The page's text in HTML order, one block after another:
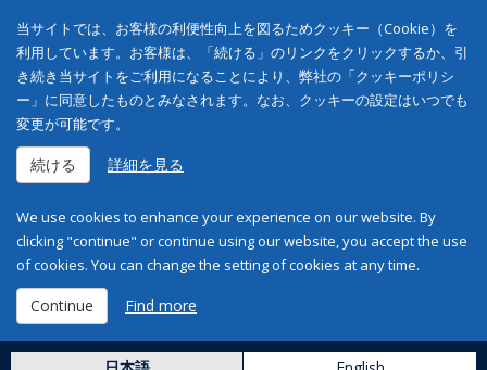
当サイトでは、お客様の利便性向上を図るためクッキー（Cookie）を
利用しています。お客様は、「続ける」のリンクをクリックするか、引
き続き当サイトをご利用になることにより、弊社の「クッキーポリシ
ー」に同意したものとみなされます。なお、クッキーの設定はいつでも
変更が可能です。
続ける 詳細を見る
We use cookies to enhance your experience on our website. By
clicking "continue" or continue using our website, you accept the use
of cookies. You can change the setting of cookies at any time.
Continue Find more